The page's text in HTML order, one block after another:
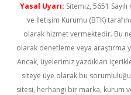
Yasal Uyarı: Sitemiz, 5651
ve İletişim Kurumu (BTK)
olarak hizmet vermektedir. Bu
olarak denetleme veya araştırma
Ancak, üyelerimiz yazdıkları
siteye üye olarak bu
sitesi, herhangi bir marka, kurum